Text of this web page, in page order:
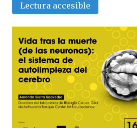
Lectura accesible